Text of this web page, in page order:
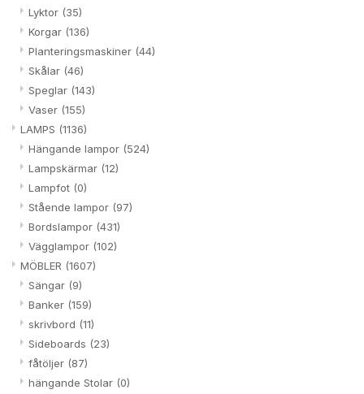
Lyktor (35)
Korgar (136)
Planteringsmaskiner (44)
Skålar (46)
Speglar (143)
Vaser (155)
LAMPS (1136)
Hängande lampor (524)
Lampskärmar (12)
Lampfot (0)
Stående lampor (97)
Bordslampor (431)
Vägglampor (102)
MÖBLER (1607)
Sängar (9)
Banker (159)
skrivbord (11)
Sideboards (23)
fåtöljer (87)
hängande Stolar (0)